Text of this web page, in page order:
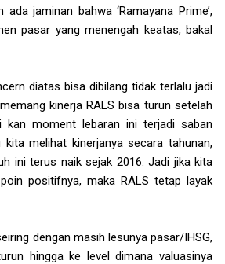
jaminan bahwa ‘Ramayana Prime’,
pasar yang menengah keatas, bakal
diatas bisa dibilang tidak terlalu jadi
kinerja RALS bisa turun setelah
kan moment lebaran ini terjadi saban
kita melihat kinerjanya secara tahunan,
ini terus naik sejak 2016. Jadi jika kita
positifnya, maka RALS tetap layak
dengan masih lesunya pasar/IHSG,
hingga ke level dimana valuasinya